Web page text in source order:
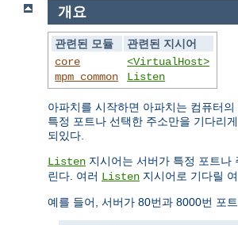
개요
관련된 모듈
관련된 지시어
core
mpm_common
<VirtualHost>
Listen
아파치를 시작하면 아파치는 컴퓨터
특정 포트나 선택한 주소만을 기다리
되있다.
Listen 지시어는 서버가 특정 포트나
린다. 여러 Listen 지시어로 기다릴
예를 들어, 서버가 80번과 8000번 포